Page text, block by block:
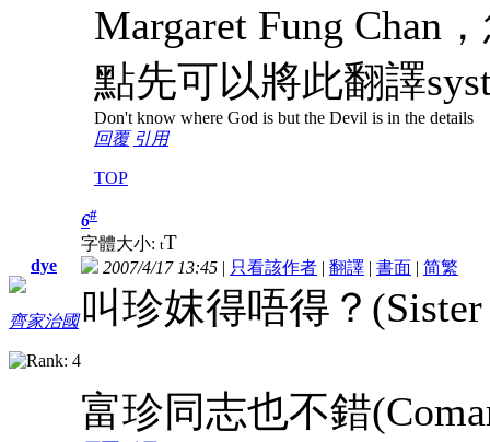
Margaret Fung Chan
點先可以將此翻譯
Don't know where God is but the Devil is in the details
回覆 引用
TOP
dye
齊家治國
6#
字體大小: tT
2007/4/17 13:45 | 只看該作者 | 翻譯 | 書面 | 简繁
叫珍妺得唔得？(Sister
富珍同志也不錯